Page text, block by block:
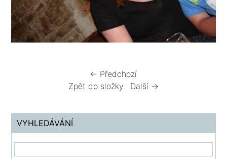
← Předchozí
Zpět do složky
Další →
VYHLEDÁVÁNÍ